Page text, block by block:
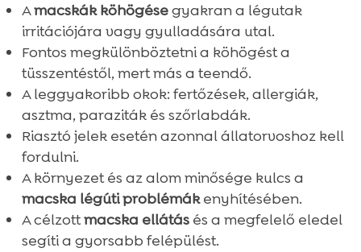
Amacskák köhögésegyakran a légutak
irritációjára vagy gyulladására utal.
Fontos megkülönböztetni a köhögést a
tüsszentéstől, mert más a teendő.
A leggyakoribb okok: fertőzések, allergiák,
asztma, paraziták és szőrlabdák.
Riasztó jelek esetén azonnal állatorvoshoz kell
fordulni.
A környezet és az alom minősége kulcs a
macska légúti problémákenyhítésében.
A célzottmacska ellátásés a megfelelő eledel
segíti a gyorsabb felépülést.